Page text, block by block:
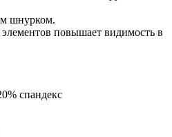
шнурком.
повышает видимость в
спандекс